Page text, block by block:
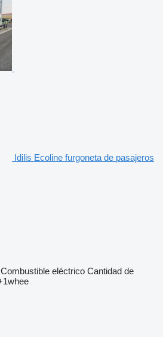
Idilis Ecoline furgoneta de pasajeros
Combustible eléctrico Cantidad de